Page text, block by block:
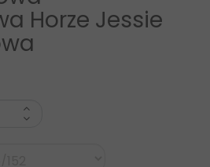
Horze Jessie